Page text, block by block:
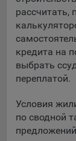
выбранном
настройках
настраивать
9.4.
собирают
улучшения.
сайта
рассчитать,
кредита на
выбрать
переплатой.
Условия
по сводной